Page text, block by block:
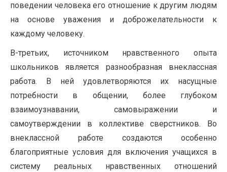
поведении человека его отношение к другим людям
на основе уважения и доброжелательности к
каждому человеку.
В-третьих, источником нравственного опыта
школьников является разнообразная внеклассная
работа. В ней удовлетворяются их насущные
потребности в общении, более глубоком
взаимоузнавании, самовыражении и
самоутверждении в коллективе сверстников. Во
внеклассной работе создаются особенно
благоприятные условия для включения учащихся в
систему реальных нравственных отношений